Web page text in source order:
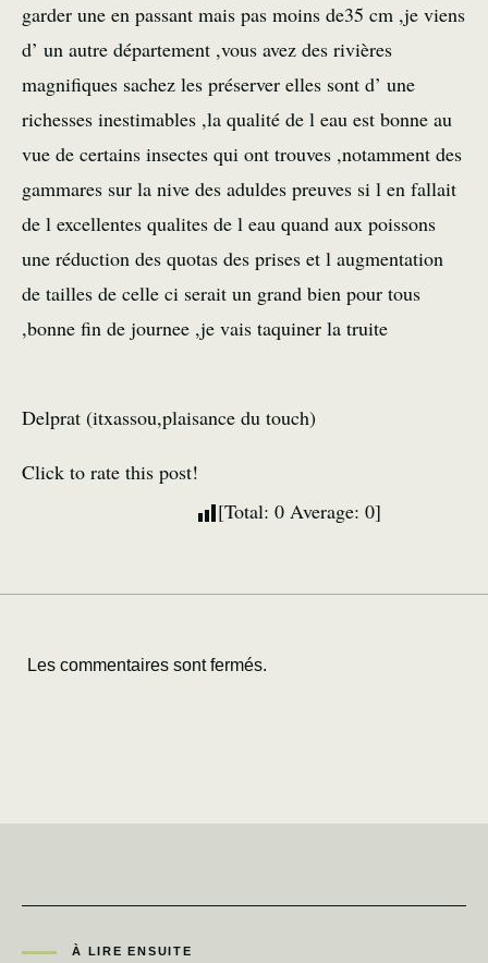
garder une en passant mais pas moins de35 cm ,je viens
d’ un autre département ,vous avez des rivières
magnifiques sachez les préserver elles sont d’ une
richesses inestimables ,la qualité de l eau est bonne au
vue de certains insectes qui ont trouves ,notamment des
gammares sur la nive des aduldes preuves si l en fallait
de l excellentes qualites de l eau quand aux poissons
une réduction des quotas des prises et l augmentation
de tailles de celle ci serait un grand bien pour tous
,bonne fin de journee ,je vais taquiner la truite
Delprat (itxassou,plaisance du touch)
Click to rate this post!
[Total: 0 Average: 0]
Les commentaires sont fermés.
À LIRE ENSUITE